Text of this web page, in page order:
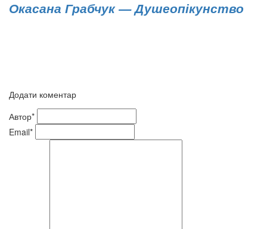
Окасана Грабчук — Душеопікунство
Додати коментар
Автор*
Email*